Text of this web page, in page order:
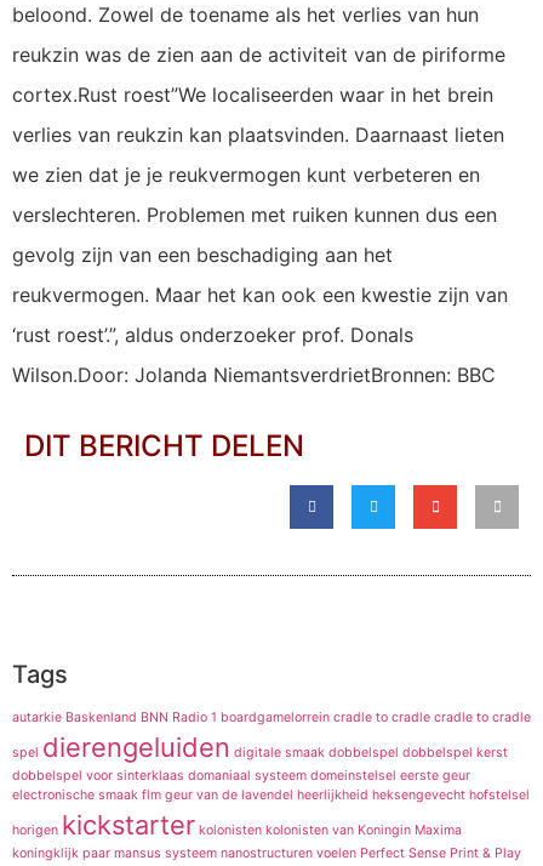
beloond. Zowel de toename als het verlies van hun
reukzin was de zien aan de activiteit van de piriforme
cortex.Rust roest”We localiseerden waar in het brein
verlies van reukzin kan plaatsvinden. Daarnaast lieten
we zien dat je je reukvermogen kunt verbeteren en
verslechteren. Problemen met ruiken kunnen dus een
gevolg zijn van een beschadiging aan het
reukvermogen. Maar het kan ook een kwestie zijn van
‘rust roest’.”, aldus onderzoeker prof. Donals
Wilson.Door: Jolanda NiemantsverdrietBronnen: BBC
DIT BERICHT DELEN
Tags
autarkie Baskenland BNN Radio 1 boardgamelorrein cradle to cradle cradle to cradle
spel dierengeluiden digitale smaak dobbelspel dobbelspel kerst
dobbelspel voor sinterklaas domaniaal systeem domeinstelsel eerste geur
electronische smaak flm geur van de lavendel heerlijkheid heksengevecht hofstelsel
horigen kickstarter kolonisten kolonisten van Koningin Maxima
koningklijk paar mansus systeem nanostructuren voelen Perfect Sense Print & Play